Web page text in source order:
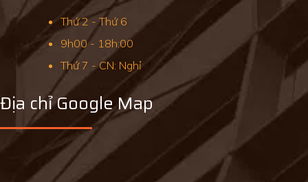
Thứ 2 - Thứ 6
9h00 - 18h:00
Thứ 7 - CN: Nghỉ
Địa chỉ Google Map